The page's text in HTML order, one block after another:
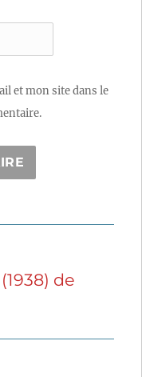
et mon site dans le
de